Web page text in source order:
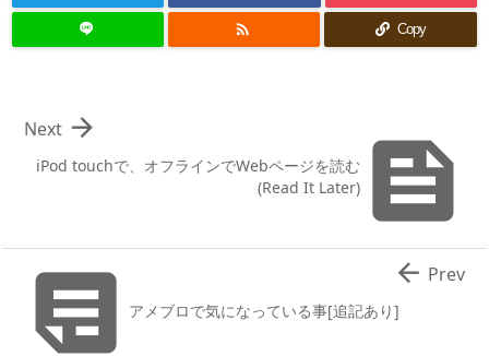
 Copy

iPod touchで、オフラインでWebページを読む
(Read It Later)

Next
アメブロで気になっている事[追記あり]
 Prev